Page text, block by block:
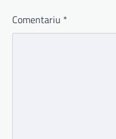
Comentariu *